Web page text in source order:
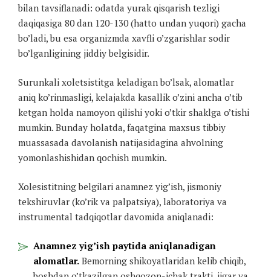
bilan tavsiflanadi: odatda yurak qisqarish tezligi
daqiqasiga 80 dan 120-130 (hatto undan yuqori) gacha
bo’ladi, bu esa organizmda xavfli o’zgarishlar sodir
bo’lganligining jiddiy belgisidir.
Surunkali xoletsistitga keladigan bo’lsak, alomatlar
aniq ko’rinmasligi, kelajakda kasallik o’zini ancha o’tib
ketgan holda namoyon qilishi yoki o’tkir shaklga o’tishi
mumkin. Bunday holatda, faqatgina maxsus tibbiy
muassasada davolanish natijasidagina ahvolning
yomonlashishidan qochish mumkin.
Xolesistitning belgilari anamnez yig’ish, jismoniy
tekshiruvlar (ko’rik va palpatsiya), laboratoriya va
instrumental tadqiqotlar davomida aniqlanadi:
Anamnez yig’ish paytida aniqlanadigan
alomatlar. Bemorning shikoyatlaridan kelib chiqib,